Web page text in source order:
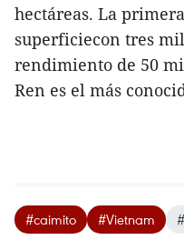
hectáreas. La
superficiecon tres
rendimiento de 50
Ren es el más
#caimito #Vietnam